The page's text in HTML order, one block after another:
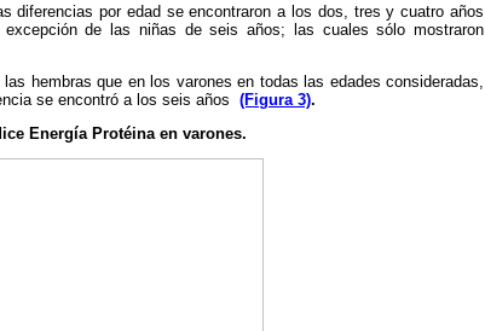
diferencias por edad se encontraron a los dos, tres y cuatro años
de las niñas de seis años; las cuales sólo mostraron
hembras que en los varones en todas las edades consideradas,
se encontró a los seis años
(Figura 3).
Energía Protéina en varones.